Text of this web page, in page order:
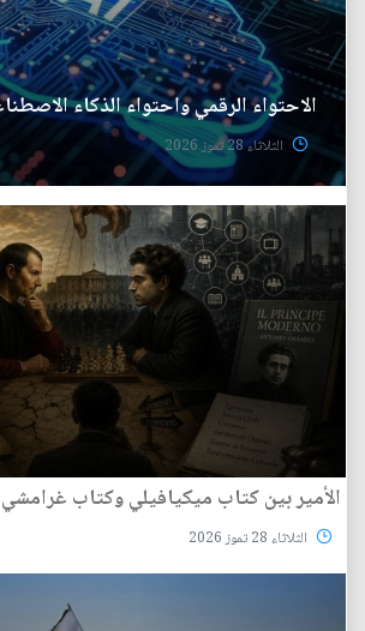
الاحتواء الرقمي واحتواء الذكاء
الثلاثاء 28 تموز 2026
الأمير بين كتاب ميكيافيلي وكتاب غرامشي
الثلاثاء 28 تموز 2026